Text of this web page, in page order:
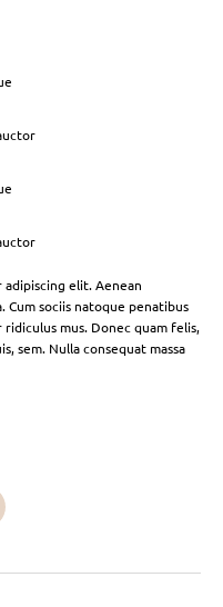
elit. Aenean
Cum sociis natoque penatibus
mus. Donec quam felis,
sem. Nulla consequat massa